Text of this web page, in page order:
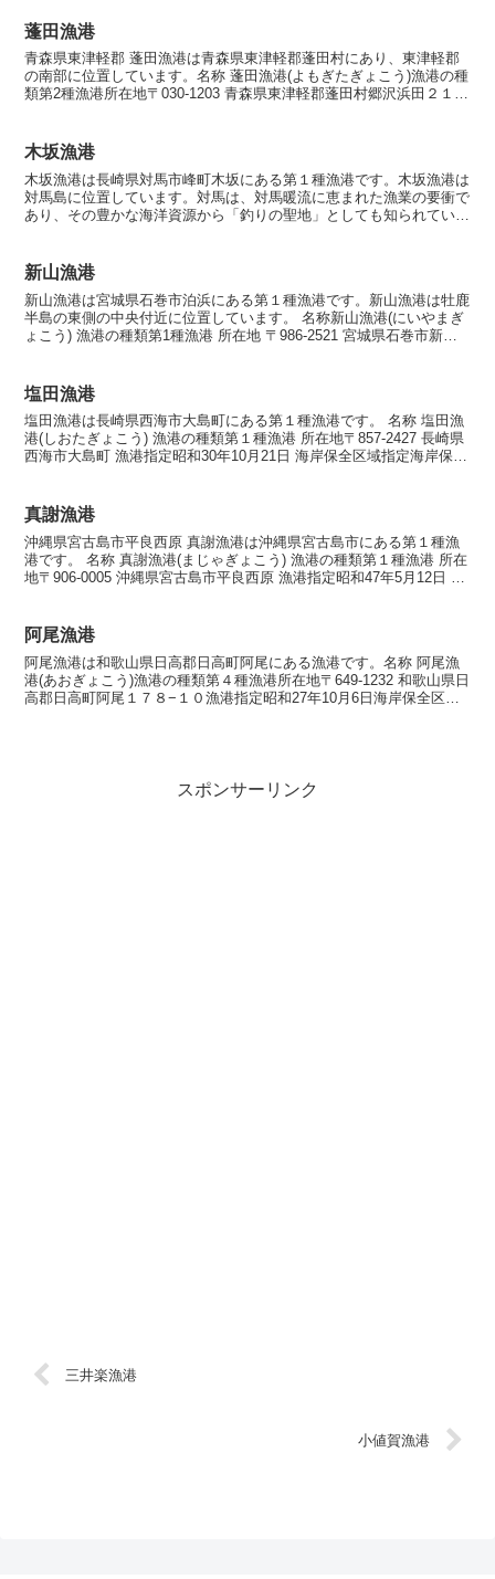
蓬田漁港
青森県東津軽郡 蓬田漁港は青森県東津軽郡蓬田村にあり、東津軽郡
の南部に位置しています。名称 蓬田漁港(よもぎたぎょこう)漁港の種
類第2種漁港所在地〒030-1203 青森県東津軽郡蓬田村郷沢浜田２１７
木坂漁港
木坂漁港は長崎県対馬市峰町木坂にある第１種漁港です。木坂漁港は
対馬島に位置しています。対馬は、対馬暖流に恵まれた漁業の要衝で
あり、その豊かな海洋資源から「釣りの聖地」としても知られていま
新山漁港
新山漁港は宮城県石巻市泊浜にある第１種漁港です。新山漁港は牡鹿
半島の東側の中央付近に位置しています。 名称新山漁港(にいやまぎ
ょこう) 漁港の種類第1種漁港 所在地 〒986-2521 宮城県石巻市新山
塩田漁港
塩田漁港は長崎県西海市大島町にある第１種漁港です。 名称 塩田漁
港(しおたぎょこう) 漁港の種類第１種漁港 所在地〒857-2427 長崎県
西海市大島町 漁港指定昭和30年10月21日 海岸保全区域指定海岸保全
真謝漁港
沖縄県宮古島市平良西原 真謝漁港は沖縄県宮古島市にある第１種漁
港です。 名称 真謝漁港(まじゃぎょこう) 漁港の種類第１種漁港 所在
地〒906-0005 沖縄県宮古島市平良西原 漁港指定昭和47年5月12日 海
阿尾漁港
阿尾漁港は和歌山県日高郡日高町阿尾にある漁港です。名称 阿尾漁
港(あおぎょこう)漁港の種類第４種漁港所在地〒649-1232 和歌山県日
高郡日高町阿尾１７８−１０漁港指定昭和27年10月6日海岸保全区域
スポンサーリンク
三井楽漁港
小値賀漁港